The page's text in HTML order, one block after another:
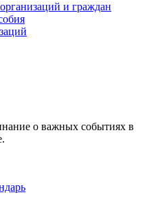
и граждан
о важных событиях в